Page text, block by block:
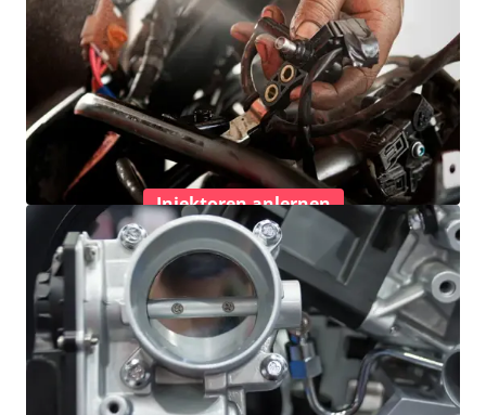
Injektoren anlernen